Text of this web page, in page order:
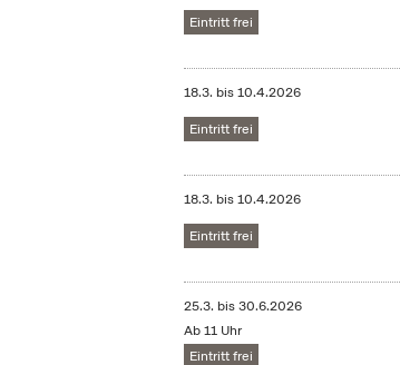
Eintritt frei
18.3. bis10.4.2026
Eintritt frei
18.3. bis10.4.2026
Eintritt frei
25.3. bis30.6.2026
Ab 11 Uhr
Eintritt frei